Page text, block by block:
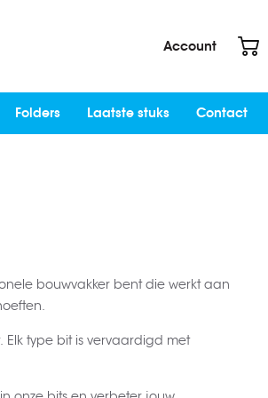
Account
Folders Laatste stuks Contact
bouwvakker bent die werkt aan
Elk type bit is vervaardigd met